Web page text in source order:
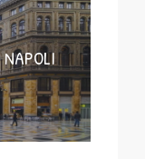
NAPOLI